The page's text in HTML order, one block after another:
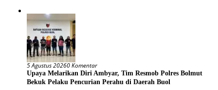
5 Agustus 20260 Komentar
Upaya Melarikan Diri Ambyar, Tim Resmob Polres Bolmut
Bekuk Pelaku Pencurian Perahu di Daerah Buol